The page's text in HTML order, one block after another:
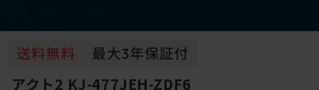
アクト2 KJ-477JEH-ZDF6